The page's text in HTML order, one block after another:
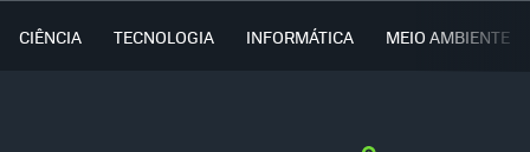
CIÊNCIA TECNOLOGIA INFORMÁTICA MEIO AMBIENTE